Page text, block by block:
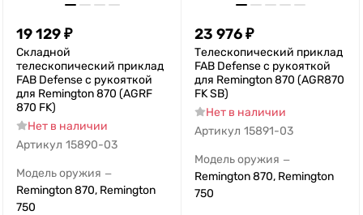
19 129₽
Складной
телескопический приклад
FAB Defense с рукояткой
для Remington 870 (AGRF
870 FK)
Нет в наличии
Артикул 15890-03
Модель оружия —
Remington 870, Remington
750
23 976₽
Телескопический приклад
FAB Defense с рукояткой
для Remington 870 (AGR870
FK SB)
Нет в наличии
Артикул 15891-03
Модель оружия —
Remington 870, Remington
750